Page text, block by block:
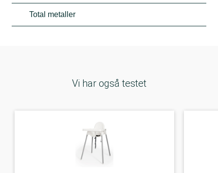
Total metaller
Vi har også testet